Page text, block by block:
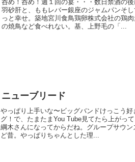
呑め！呑め！週１回の宴・・・数日禁酒の
羽砂肝と、ももレバー銀座のジャムパンそ
っと幸せ。築地宮川食鳥鶏卵株式会社の鶏
の焼鳥など食べれない。基、上野毛の「...
ニューブリード
やっぱり上手いな〜ビッグバンドけっこう
グ！で、たまたまYou Tube見てたら上がっ
綱木さんになってからだね。グループサウ
ど昔。やっぱりちゃんとした理...